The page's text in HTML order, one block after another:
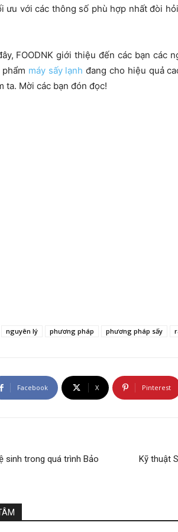
ưu với các thông số phù hợp nhất đòi
FOODNK giới thiệu đến các bạn các
máy sấy lạnh đang cho hiệu quả
ta. Mời các bạn đón đọc!
nguyên lý phương pháp phương pháp sấy
Facebook X Pinterest
sinh trong quá trình Bảo
Kỹ thuật